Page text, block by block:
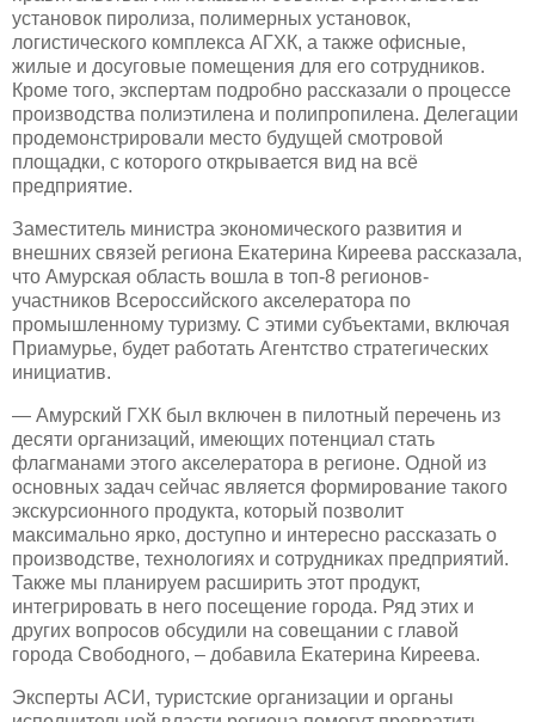
установок пиролиза, полимерных установок,
логистического комплекса АГХК, а также офисные,
жилые и досуговые помещения для его сотрудников.
Кроме того, экспертам подробно рассказали о процессе
производства полиэтилена и полипропилена. Делегации
продемонстрировали место будущей смотровой
площадки, с которого открывается вид на всё
предприятие.
Заместитель министра экономического развития и
внешних связей региона Екатерина Киреева рассказала,
что Амурская область вошла в топ-8 регионов-
участников Всероссийского акселератора по
промышленному туризму. С этими субъектами, включая
Приамурье, будет работать Агентство стратегических
инициатив.
— Амурский ГХК был включен в пилотный перечень из
десяти организаций, имеющих потенциал стать
флагманами этого акселератора в регионе. Одной из
основных задач сейчас является формирование такого
экскурсионного продукта, который позволит
максимально ярко, доступно и интересно рассказать о
производстве, технологиях и сотрудниках предприятий.
Также мы планируем расширить этот продукт,
интегрировать в него посещение города. Ряд этих и
других вопросов обсудили на совещании с главой
города Свободного, – добавила Екатерина Киреева.
Эксперты АСИ, туристские организации и органы